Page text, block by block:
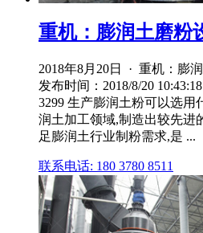
重机：膨润土磨粉
2018年8月20日 · 重机：膨
发布时间：2018/8/20
3299 生产膨润土粉可以选用
润土加工领域,制造出较先进
足膨润土行业制粉需求,是 ...
联系电话: 180 3780 8511